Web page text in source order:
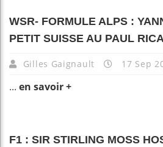
WSR- FORMULE ALPS :
PETIT SUISSE AU PAUL
Gilles Gaignault 17 Sep
... en savoir +
F1 : SIR STIRLING MOSS